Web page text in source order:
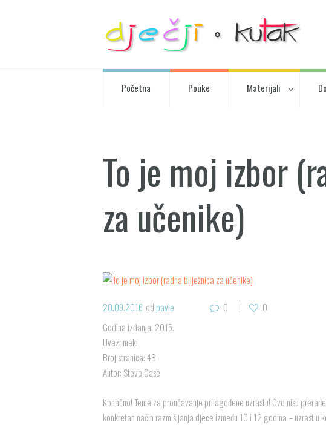
Početna Pouke Materijali
To je moj izbor
za učenike)
20.09.2016 od pavle 0
0
Godina izdanja: 2015.
Uvez: meki
Broj stranica: 48
Autor: Steve Case
Konačno! Teme za proučavanje prilagođene uzrastu! Ovo nisu
konkretan način razmišljanja djece između 10 i 12 godina – uzrast